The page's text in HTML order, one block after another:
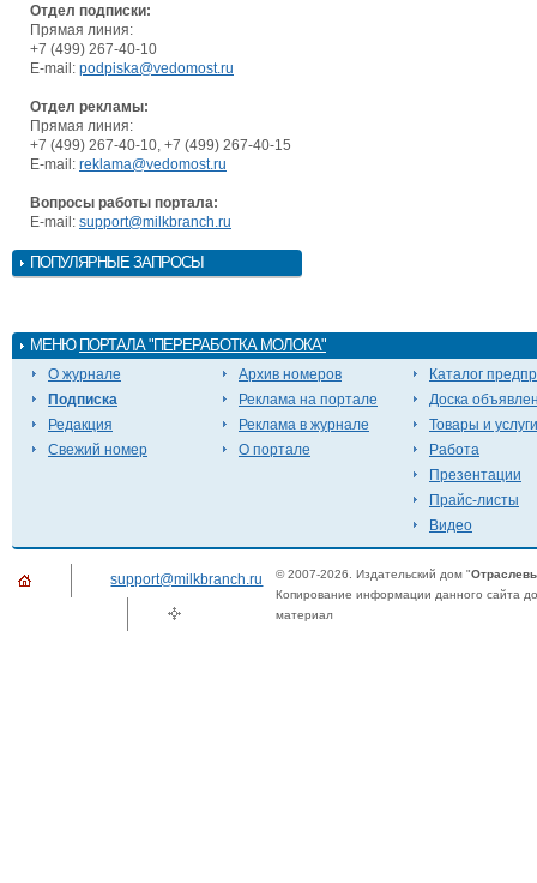
Отдел подписки:
Прямая линия:
+7 (499) 267-40-10
E-mail: podpiska@vedomost.ru
Отдел рекламы:
Прямая линия:
+7 (499) 267-40-10, +7 (499) 267-40-15
E-mail: reklama@vedomost.ru
Вопросы работы портала:
E-mail: support@milkbranch.ru
ПОПУЛЯРНЫЕ ЗАПРОСЫ
МЕНЮ ПОРТАЛА "ПЕРЕРАБОТКА МОЛОКА"
О журнале
Подписка
Редакция
Свежий номер
Архив номеров
Реклама на портале
Реклама в журнале
О портале
Каталог
Доска
Товары и услуги
Работа
Презентации
Прайс-листы
Видео
support@milkbranch.ru © 2007-2026. Издательский дом "
Копирование информации данного сайта
материал